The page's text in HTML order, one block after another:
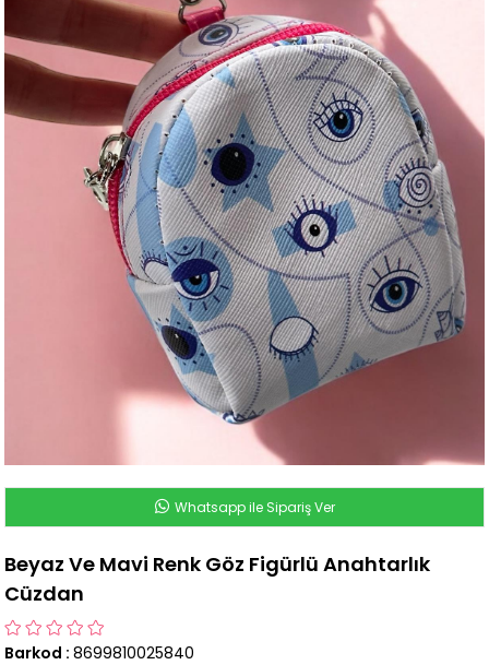
Whatsapp ile Sipariş Ver
Beyaz Ve Mavi Renk Göz Figürlü Anahtarlık
Cüzdan
Barkod : 8699810025840